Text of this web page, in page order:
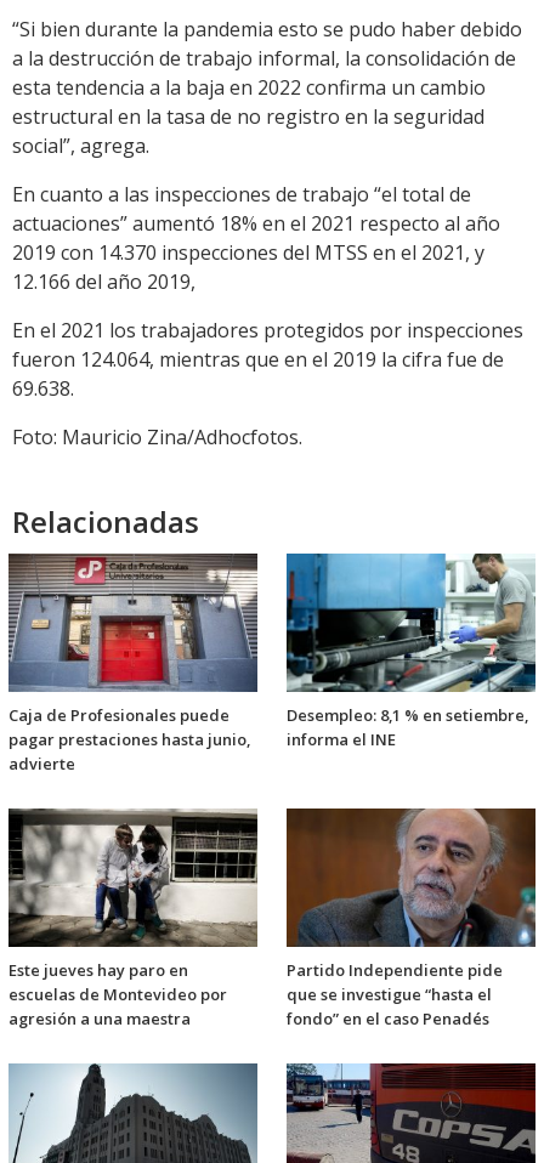
“Si bien durante la pandemia esto se pudo haber debido
a la destrucción de trabajo informal, la consolidación de
esta tendencia a la baja en 2022 confirma un cambio
estructural en la tasa de no registro en la seguridad
social”, agrega.
En cuanto a las inspecciones de trabajo “el total de
actuaciones” aumentó 18% en el 2021 respecto al año
2019 con 14.370 inspecciones del MTSS en el 2021, y
12.166 del año 2019,
En el 2021 los trabajadores protegidos por inspecciones
fueron 124.064, mientras que en el 2019 la cifra fue de
69.638.
Foto: Mauricio Zina/Adhocfotos.
Relacionadas
Caja de Profesionales puede
pagar prestaciones hasta junio,
advierte
Desempleo: 8,1 % en setiembre,
informa el INE
Este jueves hay paro en
escuelas de Montevideo por
agresión a una maestra
Partido Independiente pide
que se investigue “hasta el
fondo” en el caso Penadés